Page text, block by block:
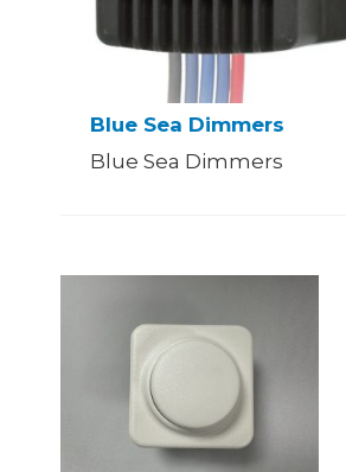
Blue Sea Dimmers
Blue Sea Dimmers